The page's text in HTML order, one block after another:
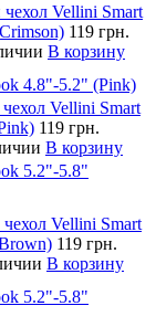
Vellini Smart
119 грн.
В корзину
4.8"-5.2" (Pink)
Vellini Smart
119 грн.
В корзину
5.2"-5.8"
Vellini Smart
119 грн.
В корзину
5.2"-5.8"